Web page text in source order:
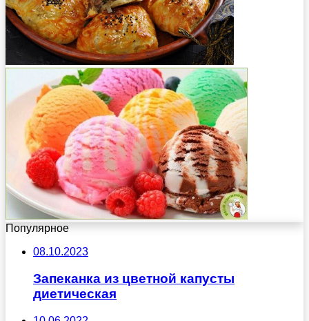
Популярное
08.10.2023
Запеканка из цветной капусты
диетическая